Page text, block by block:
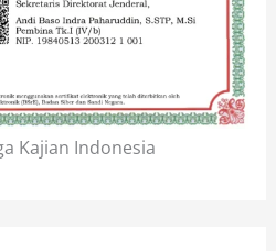
Kajian Indonesia